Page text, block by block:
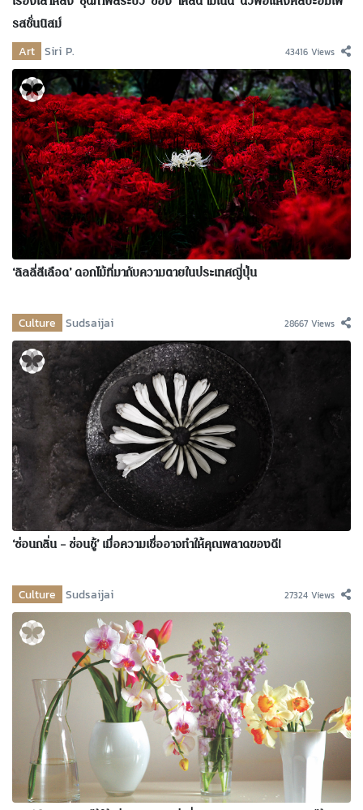
รสชั่นนิสม์
Art Siri P. 43416 Views
‘ลิลลี่สีเลือด’ ดอกไม้ที่มากับความตายในประเทศญี่ปุ่น
Culture Sudsaijai 28667 Views
‘ซ่อนกลิ่น – ซ่อนชู้’ เมื่อความเชื่ออาจทำให้คุณพลาดของดี!
Culture Sudsaijai 27324 Views